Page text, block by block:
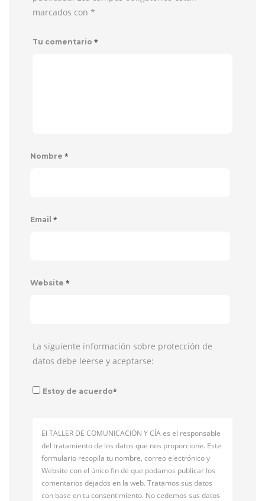
marcados con *
Tu comentario *
Nombre *
Email *
Website *
La siguiente información sobre protección de
datos debe leerse y aceptarse:
Estoy de acuerdo*
El TALLER DE COMUNICACIÓN Y CÍA es el responsable
del tratamiento de los datos que nos proporcione. Este
formulario recopila tu nombre, correo electrónico y
Website con el único fin de que podamos publicar los
comentarios dejados en la web. Tratamos sus datos
con base en tu consentimiento. No cedemos sus datos